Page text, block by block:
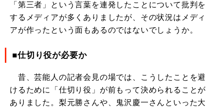
「第三者」という言葉を連発したことについて批判を
するメディアが多くありましたが、その状況はメディ
アが作ったという面もあるのではないでしょうか。
■仕切り役が必要か
昔、芸能人の記者会見の場では、こうしたことを避
けるために「仕切り役」が前もって決められることが
ありました。梨元勝さんや、鬼沢慶一さんといった大